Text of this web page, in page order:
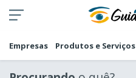
Empresas Produtos e Serviços